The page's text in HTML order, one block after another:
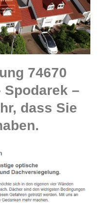
74670
Spodarek –
dass Sie